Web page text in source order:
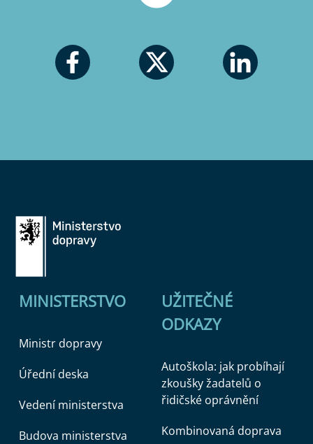
MINISTERSTVO
Ministr dopravy
Úřední deska
Vedení ministerstva
Budova ministerstva
UŽITEČNÉ
ODKAZY
Autoškola: jak probíhají
zkoušky žadatelů o
řidičské oprávnění
Kombinovaná doprava